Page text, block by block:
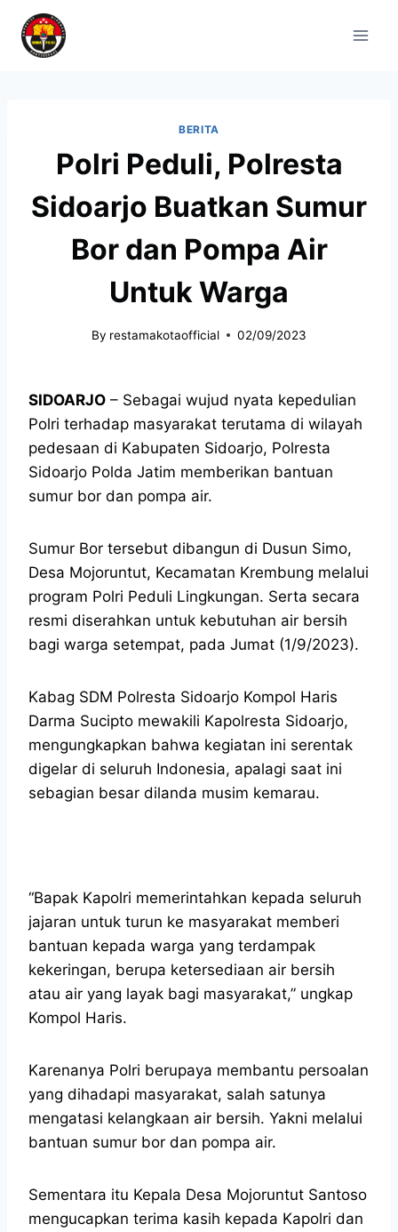
BERITA
Polri Peduli, Polresta
Sidoarjo Buatkan Sumur
Bor dan Pompa Air
Untuk Warga
By restamakotaofficial 02/09/2023
SIDOARJO – Sebagai wujud nyata kepedulian
Polri terhadap masyarakat terutama di wilayah
pedesaan di Kabupaten Sidoarjo, Polresta
Sidoarjo Polda Jatim memberikan bantuan
sumur bor dan pompa air.
Sumur Bor tersebut dibangun di Dusun Simo,
Desa Mojoruntut, Kecamatan Krembung melalui
program Polri Peduli Lingkungan. Serta secara
resmi diserahkan untuk kebutuhan air bersih
bagi warga setempat, pada Jumat (1/9/2023).
Kabag SDM Polresta Sidoarjo Kompol Haris
Darma Sucipto mewakili Kapolresta Sidoarjo,
mengungkapkan bahwa kegiatan ini serentak
digelar di seluruh Indonesia, apalagi saat ini
sebagian besar dilanda musim kemarau.
“Bapak Kapolri memerintahkan kepada seluruh
jajaran untuk turun ke masyarakat memberi
bantuan kepada warga yang terdampak
kekeringan, berupa ketersediaan air bersih
atau air yang layak bagi masyarakat,” ungkap
Kompol Haris.
Karenanya Polri berupaya membantu persoalan
yang dihadapi masyarakat, salah satunya
mengatasi kelangkaan air bersih. Yakni melalui
bantuan sumur bor dan pompa air.
Sementara itu Kepala Desa Mojoruntut Santoso
mengucapkan terima kasih kepada Kapolri dan